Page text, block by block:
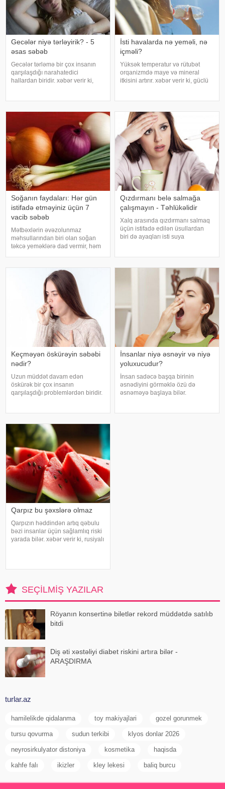
Gecələr niyə tərləyirik? - 5
əsas səbəb
Gecələr tərləmə bir çox insanın
qarşılaşdığı narahatedici
hallardan biridir. xəbər verir ki,
sağlamlıq problemlərinin əlamət
İsti havalarda nə yeməli, nə
içməli?
Yüksək temperatur və rütubət
orqanizmdə maye və mineral
itkisini artırır. xəbər verir ki, güclü
ürəkbulanma kimi hallara səbəb
Soğanın faydaları: Hər gün
istifadə etməyiniz üçün 7
vacib səbəb
Mətbəxlərin əvəzolunmaz
məhsullarından biri olan soğan
təkcə yeməklərə dad vermir, həm
tərkibindəki vitaminlər, minerallar
və antioksidantlar sayəsində soğa
Qızdırmanı belə salmağa
çalışmayın - Təhlükəlidir
Xalq arasında qızdırmanı salmaq
üçün istifadə edilən üsullardan
biri də ayaqları isti suya
ağırlaşdıra bilər. xəbər verir ki,
Keçməyən öskürəyin səbəbi
nədir?
Uzun müddət davam edən
öskürək bir çox insanın
qarşılaşdığı problemlərdən biridir.
hər zaman tənəffüs yolu
infeksiyası olmur
İnsanlar niyə əsnəyir və niyə
yoluxucudur?
İnsan sadəcə başqa birinin
əsnədiyini görməklə özü də
əsnəməyə başlaya bilər.
Qarpız bu şəxslərə olmaz
Qarpızın həddindən artıq qəbulu
bəzi insanlar üçün sağlamlıq riski
yarada bilər. xəbər verir ki, rusiyalı
meyvəni ehtiyatla istehla
SEÇILMIŞ YAZILAR
Röyanın konsertinə biletlər rekord müddətdə satılıb
bitdi
Diş əti xəstəliyi diabet riskini artıra bilər -
ARAŞDIRMA
turlar.az
hamilelikde qidalanma toy makiyajlari gozel gorunmek
tursu qovurma sudun terkibi klyos donlar 2026
neyrosirkulyator distoniya kosmetika haqisda
kahfe falı ikizler kley lekesi baliq burcu